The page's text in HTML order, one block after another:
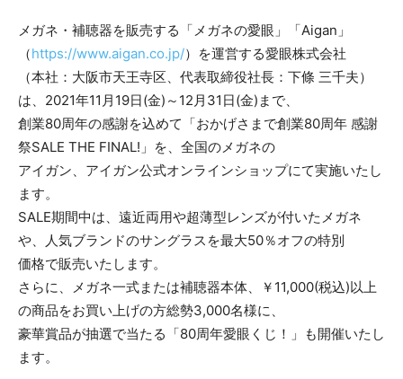
メガネ・補聴器を販売する「メガネの愛眼」「Aigan」
（https://www.aigan.co.jp/）を運営する愛眼株式会社
（本社：大阪市天王寺区、代表取締役社長：下條 三千夫）
は、2021年11月19日(金)～12月31日(金)まで、
創業80周年の感謝を込めて「おかげさまで創業80周年 感謝
祭SALE THE FINAL!」を、全国のメガネの
アイガン、アイガン公式オンラインショップにて実施いたし
ます。
SALE期間中は、遠近両用や超薄型レンズが付いたメガネ
や、人気ブランドのサングラスを最大50％オフの特別
価格で販売いたします。
さらに、メガネ一式または補聴器本体、￥11,000(税込)以上
の商品をお買い上げの方総勢3,000名様に、
豪華賞品が抽選で当たる「80周年愛眼くじ！」も開催いたし
ます。